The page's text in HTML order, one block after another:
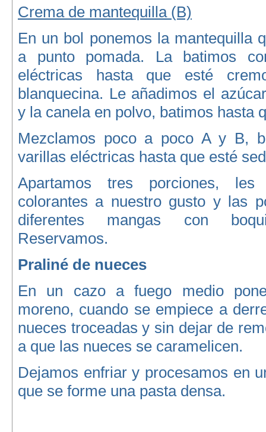
Crema de mantequilla (B)
En un bol ponemos la mantequilla
a punto pomada. La batimos
eléctricas hasta que esté
blanquecina. Le añadimos el
y la canela en polvo, batimos hasta
Mezclamos poco a poco A y B,
varillas eléctricas hasta que esté
Apartamos tres porciones, les
colorantes a nuestro gusto y las
diferentes mangas con
Reservamos.
Praliné de nueces
En un cazo a fuego medio
moreno, cuando se empiece a
nueces troceadas y sin dejar de
a que las nueces se caramelicen.
Dejamos enfriar y procesamos en
que se forme una pasta densa.